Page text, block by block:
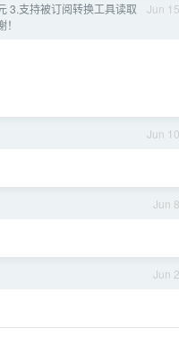
Jun 15
3.支持被订阅转换工具读取
Jun 10
Jun 8
Jun 2